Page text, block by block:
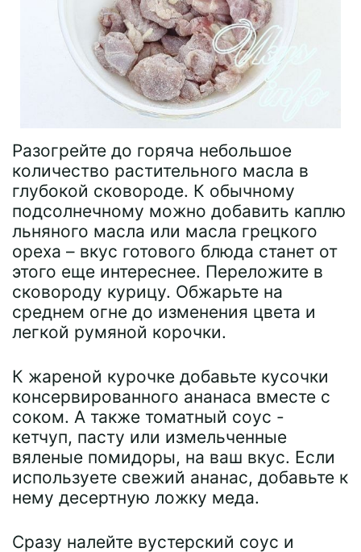
Разогрейте до горяча небольшое
количество растительного масла в
глубокой сковороде. К обычному
подсолнечному можно добавить каплю
льняного масла или масла грецкого
ореха – вкус готового блюда станет от
этого еще интереснее. Переложите в
сковороду курицу. Обжарьте на
среднем огне до изменения цвета и
легкой румяной корочки.
К жареной курочке добавьте кусочки
консервированного ананаса вместе с
соком. А также томатный соус -
кетчуп, пасту или измельченные
вяленые помидоры, на ваш вкус. Если
используете свежий ананас, добавьте к
нему десертную ложку меда.
Сразу налейте вустерский соус и